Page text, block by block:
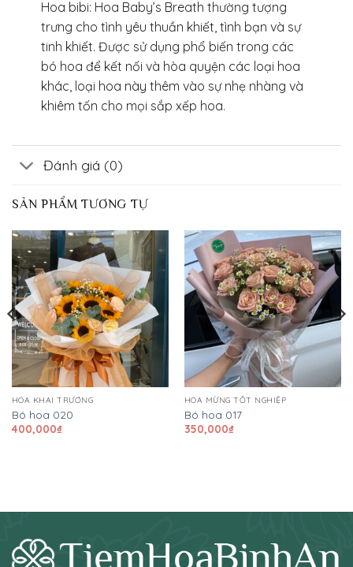
Hoa bibi: Hoa Baby’s Breath thường tượng
trưng cho tình yêu thuần khiết, tình bạn và sự
tinh khiết. Được sử dụng phổ biến trong các
bó hoa để kết nối và hòa quyện các loại hoa
khác, loại hoa này thêm vào sự nhẹ nhàng và
khiêm tốn cho mọi sắp xếp hoa.
Đánh giá (0)
SẢN PHẨM TƯƠNG TỰ
HOA KHAI TRƯƠNG
Bó hoa 020
400,000₫
HOA MỪNG TỐT NGHIỆP
Bó hoa 017
350,000₫